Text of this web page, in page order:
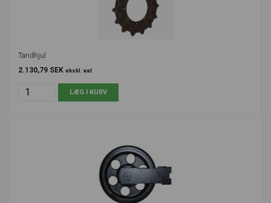
Tandhjul
2.130,79 SEK ekskl. vat